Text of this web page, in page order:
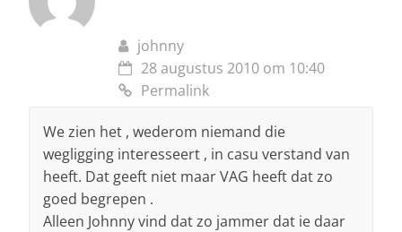
johnny
28 augustus 2010 om 10:40
Permalink
We zien het , wederom niemand die
wegligging interesseert , in casu verstand van
heeft. Dat geeft niet maar VAG heeft dat zo
goed begrepen .
Alleen Johnny vind dat zo jammer dat ie daar